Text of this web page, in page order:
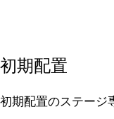
初期配置
初期配置のステージ